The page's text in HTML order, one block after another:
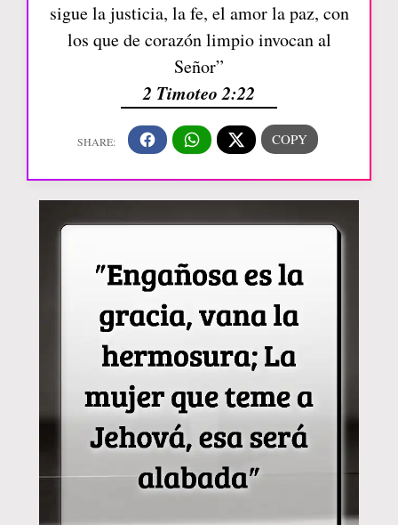
sigue la justicia, la fe, el amor la paz, con
los que de corazón limpio invocan al
Señor”
2 Timoteo 2:22